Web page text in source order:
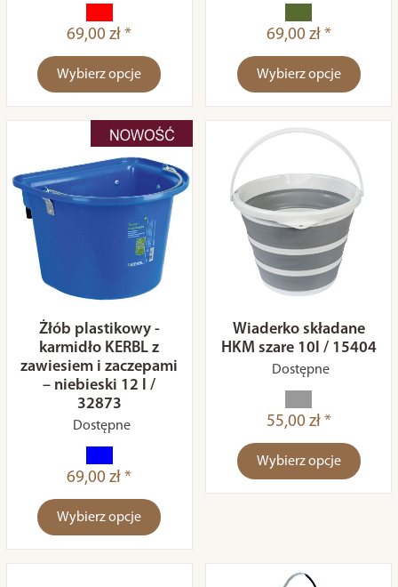
69,00 zł *
Wybierz opcje
69,00 zł *
Wybierz opcje
Żłób plastikowy -
karmidło KERBL z
zawiesiem i zaczepami
– niebieski 12 l /
32873
Dostępne
69,00 zł *
Wybierz opcje
Wiaderko składane
HKM szare 10l / 15404
Dostępne
55,00 zł *
Wybierz opcje